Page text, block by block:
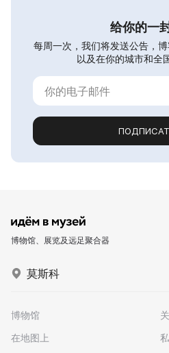
给你的一
每周一次，我们将发送公告，博
以及在你的城市和全
博物馆、展览及远足聚合器
莫斯科
博物馆
在地图上